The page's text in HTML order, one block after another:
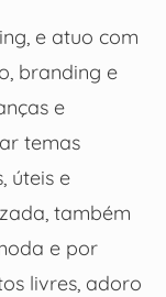
e atuo com
branding e
e
temas
úteis e
também
e por
livres, adoro